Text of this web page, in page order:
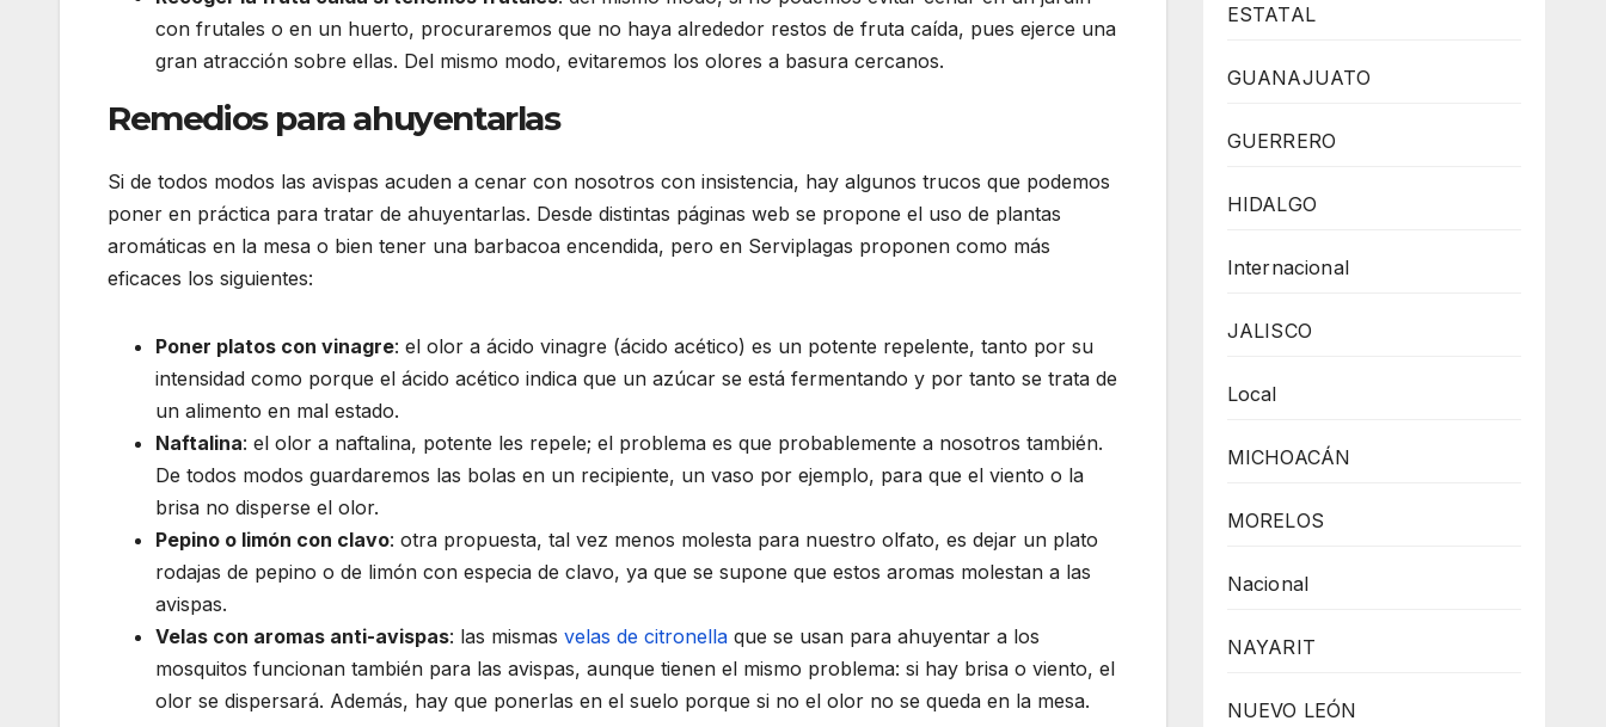
con frutales o en un huerto, procuraremos que no haya alrededor restos de fruta caída, pues ejerce una
gran atracción sobre ellas. Del mismo modo, evitaremos los olores a basura cercanos.
Remedios para ahuyentarlas
Si de todos modos las avispas acuden a cenar con nosotros con insistencia, hay algunos trucos que podemos
poner en práctica para tratar de ahuyentarlas. Desde distintas páginas web se propone el uso de plantas
aromáticas en la mesa o bien tener una barbacoa encendida, pero en Serviplagas proponen como más
eficaces los siguientes:
Poner platos con vinagre: el olor a ácido vinagre (ácido acético) es un potente repelente, tanto por su
intensidad como porque el ácido acético indica que un azúcar se está fermentando y por tanto se trata de
un alimento en mal estado.
Naftalina: el olor a naftalina, potente les repele; el problema es que probablemente a nosotros también.
De todos modos guardaremos las bolas en un recipiente, un vaso por ejemplo, para que el viento o la
brisa no disperse el olor.
Pepino o limón con clavo: otra propuesta, tal vez menos molesta para nuestro olfato, es dejar un plato
rodajas de pepino o de limón con especia de clavo, ya que se supone que estos aromas molestan a las
avispas.
Velas con aromas anti-avispas: las mismas velas de citronella que se usan para ahuyentar a los
mosquitos funcionan también para las avispas, aunque tienen el mismo problema: si hay brisa o viento, el
olor se dispersará. Además, hay que ponerlas en el suelo porque si no el olor no se queda en la mesa.
ESTATAL
GUANAJUATO
GUERRERO
HIDALGO
Internacional
JALISCO
Local
MICHOACÁN
MORELOS
Nacional
NAYARIT
NUEVO LEÓN